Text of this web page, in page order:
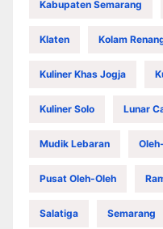
Kabupaten Semarang
Klaten Kolam
Kuliner Khas Jogja
Kuliner Solo Lunar
Mudik Lebaran
Pusat Oleh-Oleh
Salatiga Semarang